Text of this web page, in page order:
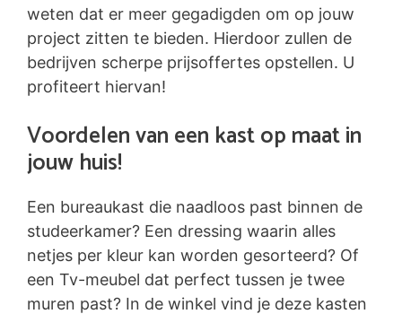
weten dat er meer gegadigden om op jouw
project zitten te bieden. Hierdoor zullen de
bedrijven scherpe prijsoffertes opstellen. U
profiteert hiervan!
Voordelen van een kast op maat in
jouw huis!
Een bureaukast die naadloos past binnen de
studeerkamer? Een dressing waarin alles
netjes per kleur kan worden gesorteerd? Of
een Tv-meubel dat perfect tussen je twee
muren past? In de winkel vind je deze kasten